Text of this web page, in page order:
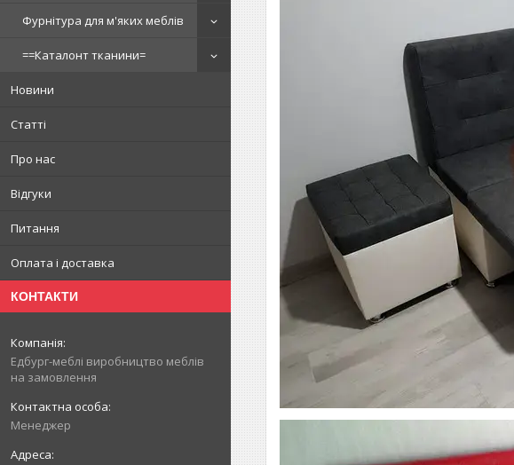
Фурнітура для м'яких меблів
==Каталонт тканини=
Новини
Статті
Про нас
Відгуки
Питання
Оплата і доставка
КОНТАКТИ
Едбург-меблі виробництво меблів
на замовлення
Менеджер